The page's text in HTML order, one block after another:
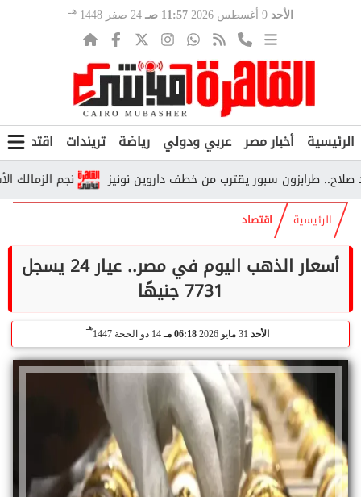
الأحد 9 أغسطس 2026 11:57 صـ 24 صفر 1448 هـ
الرئيسية أخبار مصر عربي ودولي رياضة تريندات اقتصاد
نجم الزمالك الأسبق سبور يقترب من خطف داروين نونيز
الرئيسية اقتصاد
أسعار الذهب اليوم في مصر.. عيار 24 يسجل
7731 جنيهًا
الأحد 06:18 مـ 14 ذو الحجة 1447
هـ